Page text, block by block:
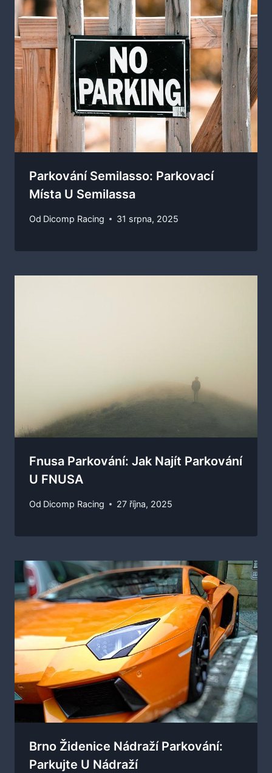
Parkování Semilasso: Parkovací
Místa U Semilassa
Od Dicomp Racing 31 srpna, 2025
Fnusa Parkování: Jak Najít Parkování
U FNUSA
Od Dicomp Racing 27 října, 2025
Brno Židenice Nádraží Parkování:
Parkujte U Nádraží